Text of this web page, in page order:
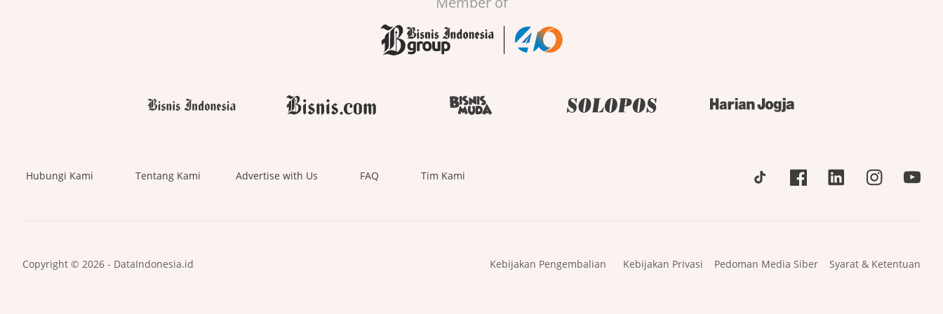
Hubungi Kami Tentang Kami Advertise with Us FAQ Tim Kami
Copyright © 2026 - DataIndonesia.id Kebijakan Pengembalian Kebijakan Privasi Pedoman Media Siber Syarat & Ketentuan